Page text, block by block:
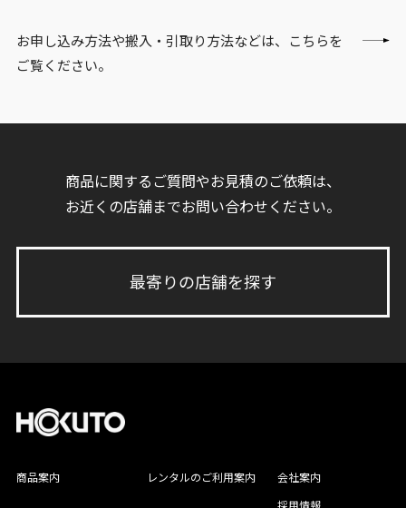
お申し込み方法や搬入・引取り方法などは、こちらを
ご覧ください。
商品に関するご質問やお見積のご依頼は、
お近くの店舗までお問い合わせください。
最寄りの店舗を探す
商品案内 レンタルのご利用案内 会社案内